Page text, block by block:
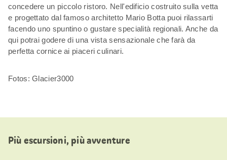
concedere un piccolo ristoro. Nell'edificio costruito sulla vetta
e progettato dal famoso architetto Mario Botta puoi rilassarti
facendo uno spuntino o gustare specialità regionali. Anche da
qui potrai godere di una vista sensazionale che farà da
perfetta cornice ai piaceri culinari.
Fotos: Glacier3000
Più escursioni, più avventure